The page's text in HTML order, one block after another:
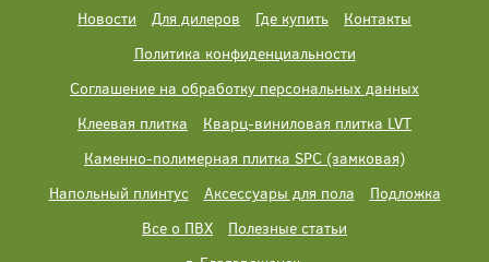
Новости Для дилеров Где купить
Контакты
Политика конфиденциальности
Соглашение на обработку персональных данных
Клеевая плитка
Кварц-виниловая плитка LVT
Каменно-полимерная плитка SPC (замковая)
Напольный плинтус
Аксессуары для пола
Подложка
Все о ПВХ
Полезные статьи